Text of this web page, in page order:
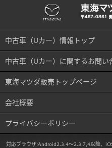
中古車（Uカー）情報トップ
中古車（Uカー）に関するお問い
東海マツダ販売トップページ
会社概要
プライバシーポリシー
対応ブラウザ:Android2.3.4～2.3.7,4以降、